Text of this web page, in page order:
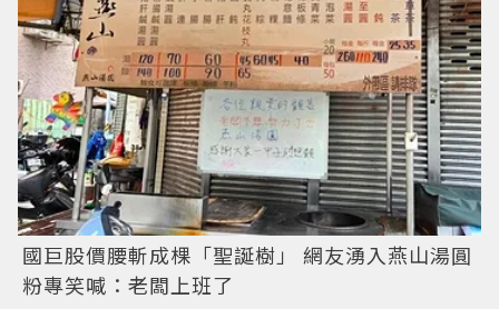
國巨股價腰斬成棵「聖誕樹」 網友湧入燕山湯圓
粉專笑喊：老闆上班了